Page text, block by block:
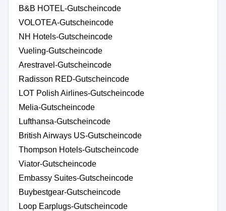
B&B HOTEL-Gutscheincode
VOLOTEA-Gutscheincode
NH Hotels-Gutscheincode
Vueling-Gutscheincode
Arestravel-Gutscheincode
Radisson RED-Gutscheincode
LOT Polish Airlines-Gutscheincode
Melia-Gutscheincode
Lufthansa-Gutscheincode
British Airways US-Gutscheincode
Thompson Hotels-Gutscheincode
Viator-Gutscheincode
Embassy Suites-Gutscheincode
Buybestgear-Gutscheincode
Loop Earplugs-Gutscheincode